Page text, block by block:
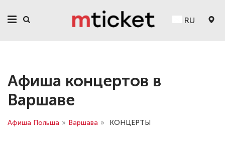
RU
Афиша концертов в
Варшаве
Афиша Польша » Варшава » КОНЦЕРТЫ